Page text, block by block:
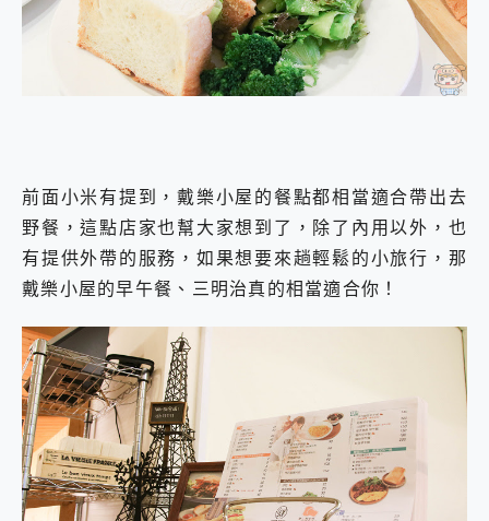
前面小米有提到，戴樂小屋的餐點都相當適合帶出去
野餐，這點店家也幫大家想到了，除了內用以外，也
有提供外帶的服務，如果想要來趟輕鬆的小旅行，那
戴樂小屋的早午餐、三明治真的相當適合你！